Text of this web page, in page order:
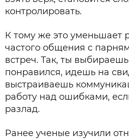
контролировать.
К тому же это уменьшает
частого общения с
встреч. Так, ты
понравился, идешь на
выстраиваешь
работу над ошибками,
разлад.
Ранее ученые изучили